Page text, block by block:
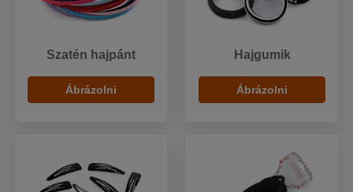
Szatén hajpánt
Ábrázolni
Hajgumik
Ábrázolni